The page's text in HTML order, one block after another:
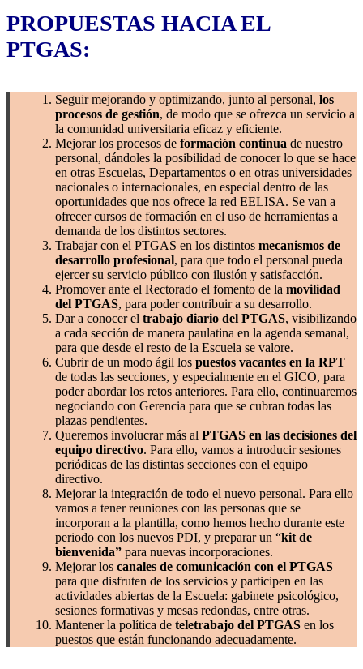
PROPUESTAS HACIA EL
PTGAS:
Seguir mejorando y optimizando, junto al personal, los
procesos de gestión, de modo que se ofrezca un servicio a
la comunidad universitaria eficaz y eficiente.
Mejorar los procesos de formación continua de nuestro
personal, dándoles la posibilidad de conocer lo que se hace
en otras Escuelas, Departamentos o en otras universidades
nacionales o internacionales, en especial dentro de las
oportunidades que nos ofrece la red EELISA. Se van a
ofrecer cursos de formación en el uso de herramientas a
demanda de los distintos sectores.
Trabajar con el PTGAS en los distintos mecanismos de
desarrollo profesional, para que todo el personal pueda
ejercer su servicio público con ilusión y satisfacción.
Promover ante el Rectorado el fomento de la movilidad
del PTGAS, para poder contribuir a su desarrollo.
Dar a conocer el trabajo diario del PTGAS, visibilizando
a cada sección de manera paulatina en la agenda semanal,
para que desde el resto de la Escuela se valore.
Cubrir de un modo ágil los puestos vacantes en la RPT
de todas las secciones, y especialmente en el GICO, para
poder abordar los retos anteriores. Para ello, continuaremos
negociando con Gerencia para que se cubran todas las
plazas pendientes.
Queremos involucrar más al PTGAS en las decisiones del
equipo directivo. Para ello, vamos a introducir sesiones
periódicas de las distintas secciones con el equipo
directivo.
Mejorar la integración de todo el nuevo personal. Para ello
vamos a tener reuniones con las personas que se
incorporan a la plantilla, como hemos hecho durante este
periodo con los nuevos PDI, y preparar un “kit de
bienvenida” para nuevas incorporaciones.
Mejorar los canales de comunicación con el PTGAS
para que disfruten de los servicios y participen en las
actividades abiertas de la Escuela: gabinete psicológico,
sesiones formativas y mesas redondas, entre otras.
Mantener la política de teletrabajo del PTGAS en los
puestos que están funcionando adecuadamente.